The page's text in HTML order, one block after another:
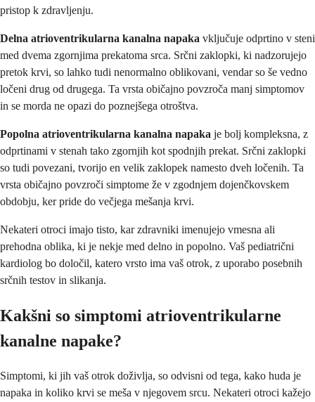
pristop k zdravljenju.
Delna atrioventrikularna kanalna napaka vključuje odprtino v steni
med dvema zgornjima prekatoma srca. Srčni zaklopki, ki nadzorujejo
pretok krvi, so lahko tudi nenormalno oblikovani, vendar so še vedno
ločeni drug od drugega. Ta vrsta običajno povzroča manj simptomov
in se morda ne opazi do poznejšega otroštva.
Popolna atrioventrikularna kanalna napaka je bolj kompleksna, z
odprtinami v stenah tako zgornjih kot spodnjih prekat. Srčni zaklopki
so tudi povezani, tvorijo en velik zaklopek namesto dveh ločenih. Ta
vrsta običajno povzroči simptome že v zgodnjem dojenčkovskem
obdobju, ker pride do večjega mešanja krvi.
Nekateri otroci imajo tisto, kar zdravniki imenujejo vmesna ali
prehodna oblika, ki je nekje med delno in popolno. Vaš pediatrični
kardiolog bo določil, katero vrsto ima vaš otrok, z uporabo posebnih
srčnih testov in slikanja.
Kakšni so simptomi atrioventrikularne
kanalne napake?
Simptomi, ki jih vaš otrok doživlja, so odvisni od tega, kako huda je
napaka in koliko krvi se meša v njegovem srcu. Nekateri otroci kažejo